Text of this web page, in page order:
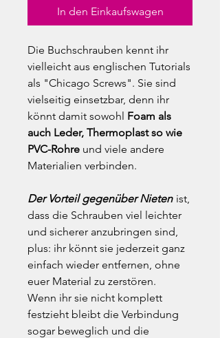
In den Einkaufswagen
Die Buchschrauben kennt ihr
vielleicht aus englischen Tutorials
als "Chicago Screws". Sie sind
vielseitig einsetzbar, denn ihr
könnt damit sowohl Foam als
auch Leder, Thermoplast so wie
PVC-Rohre und viele andere
Materialien verbinden.
Der Vorteil gegenüber Nieten ist,
dass die Schrauben viel leichter
und sicherer anzubringen sind,
plus: ihr könnt sie jederzeit ganz
einfach wieder entfernen, ohne
euer Material zu zerstören.
Wenn ihr sie nicht komplett
festzieht bleibt die Verbindung
sogar beweglich und die